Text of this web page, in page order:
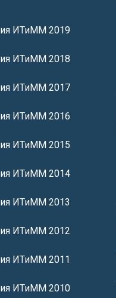
ИТиММ 2019
ИТиММ 2018
ИТиММ 2017
ИТиММ 2016
ИТиММ 2015
ИТиММ 2014
ИТиММ 2013
ИТиММ 2012
ИТиММ 2011
ИТиММ 2010